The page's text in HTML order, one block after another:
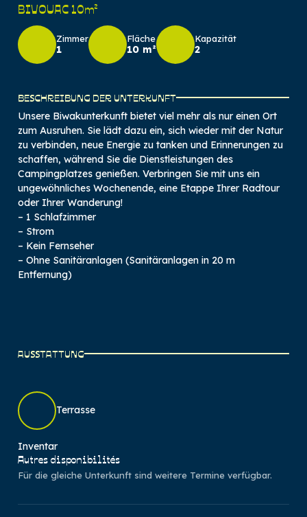
BIVOUAC 10m²
Zimmer
1
Fläche
10 m²
Kapazität
2
BESCHREIBUNG DER UNTERKUNFT
Unsere Biwakunterkunft bietet viel mehr als nur einen Ort
zum Ausruhen. Sie lädt dazu ein, sich wieder mit der Natur
zu verbinden, neue Energie zu tanken und Erinnerungen zu
schaffen, während Sie die Dienstleistungen des
Campingplatzes genießen. Verbringen Sie mit uns ein
ungewöhnliches Wochenende, eine Etappe Ihrer Radtour
oder Ihrer Wanderung!
– 1 Schlafzimmer
– Strom
– Kein Fernseher
– Ohne Sanitäranlagen (Sanitäranlagen in 20 m
Entfernung)
AUSSTATTUNG
Terrasse
Inventar
Autres disponibilités
Für die gleiche Unterkunft sind weitere Termine verfügbar.